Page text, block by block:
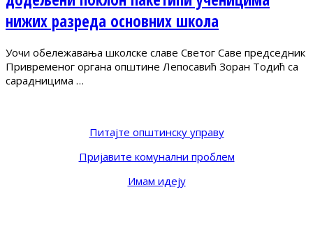
нижих разреда основних школа
Уочи обележавања школске славе Светог Саве председник
Привременог органа општине Лепосавић Зоран Тодић са
сарадницима …
Питајте општинску управу
Пријавите комунални проблем
Имам идеју